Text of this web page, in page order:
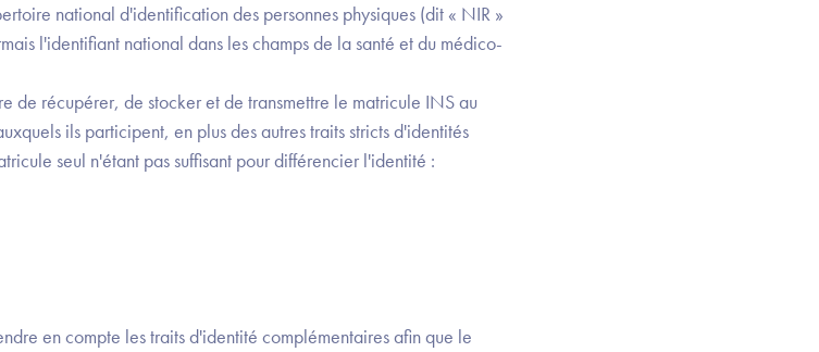
national d'identification des personnes physiques (dit « NIR »
l'identifiant national dans les champs de la santé et du médico-
de récupérer, de stocker et de transmettre le matricule INS au
ils participent, en plus des autres traits stricts d'identités
seul n'étant pas suffisant pour différencier l'identité :
en compte les traits d'identité complémentaires afin que le